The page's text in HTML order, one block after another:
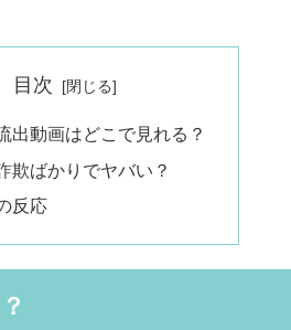
目次
出動画はどこで見れる？
欺ばかりでヤバい？
反応